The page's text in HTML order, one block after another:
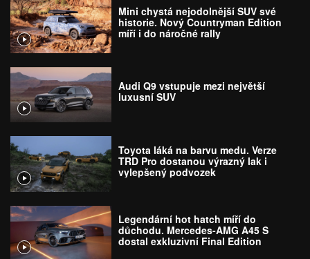
Mini chystá nejodolnější SUV své
historie. Nový Countryman Edition
míří i do náročné rally
Audi Q9 vstupuje mezi největší
luxusní SUV
Toyota láká na barvu medu. Verze
TRD Pro dostanou výrazný lak i
vylepšený podvozek
Legendární hot hatch míří do
důchodu. Mercedes-AMG A45 S
dostal exkluzivní Final Edition